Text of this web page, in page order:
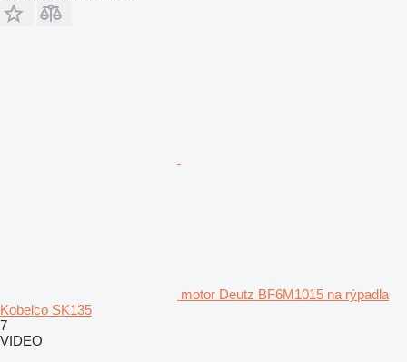
motor Deutz BF6M1015 na rýpadla
Kobelco SK135
7
VIDEO